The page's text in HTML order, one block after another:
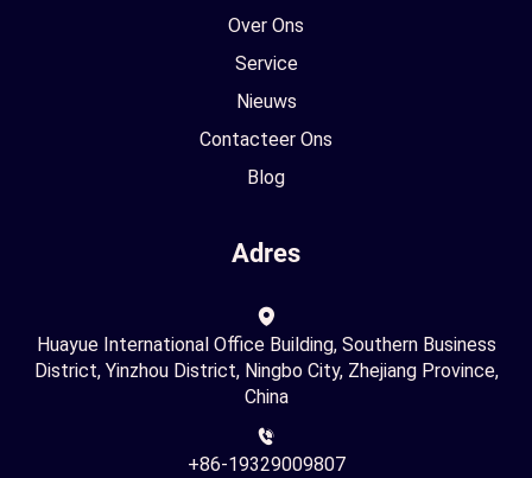
Over Ons
Service
Nieuws
Contacteer Ons
Blog
Adres
Huayue International Office Building, Southern Business
District, Yinzhou District, Ningbo City, Zhejiang Province,
China
+86-19329009807